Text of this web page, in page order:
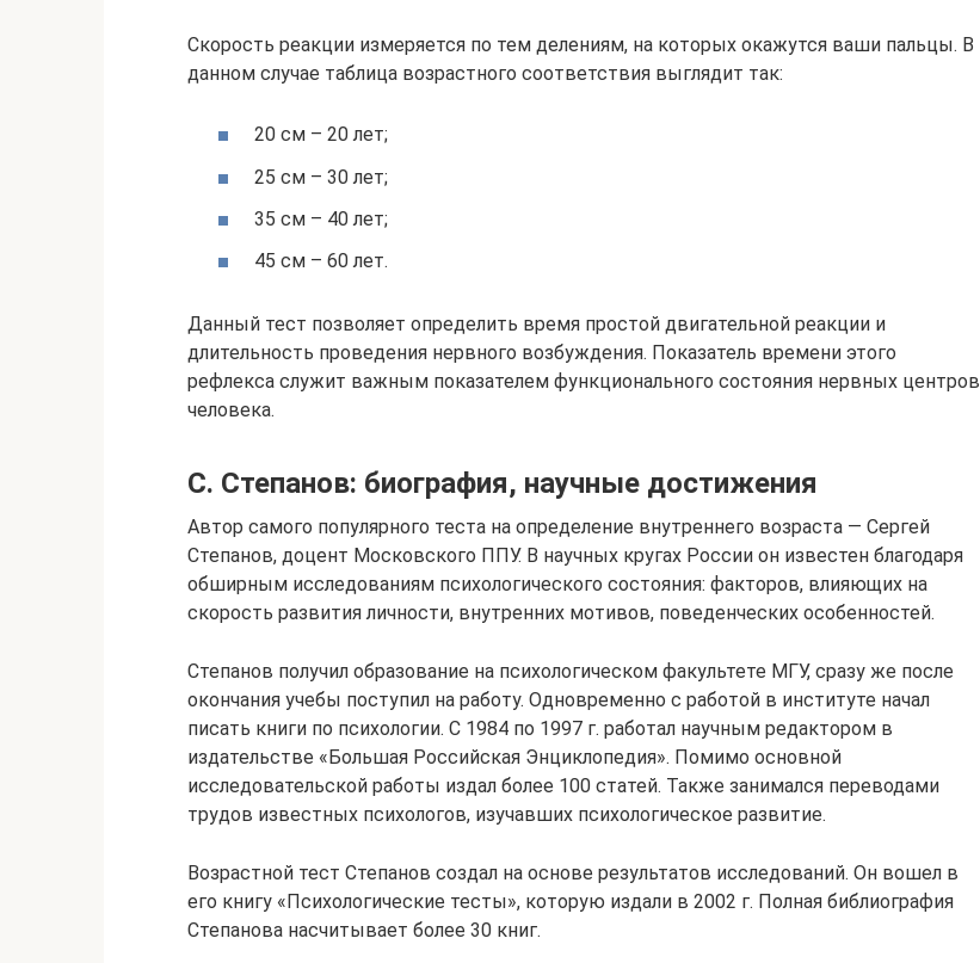
Скорость реакции измеряется по тем делениям, на которых окажутся ваши пальцы. В
данном случае таблица возрастного соответствия выглядит так:
20 см – 20 лет;
25 см – 30 лет;
35 см – 40 лет;
45 см – 60 лет.
Данный тест позволяет определить время простой двигательной реакции и
длительность проведения нервного возбуждения. Показатель времени этого
рефлекса служит важным показателем функционального состояния нервных центров
человека.
С. Степанов: биография, научные достижения
Автор самого популярного теста на определение внутреннего возраста — Сергей
Степанов, доцент Московского ППУ. В научных кругах России он известен благодаря
обширным исследованиям психологического состояния: факторов, влияющих на
скорость развития личности, внутренних мотивов, поведенческих особенностей.
Степанов получил образование на психологическом факультете МГУ, сразу же после
окончания учебы поступил на работу. Одновременно с работой в институте начал
писать книги по психологии. С 1984 по 1997 г. работал научным редактором в
издательстве «Большая Российская Энциклопедия». Помимо основной
исследовательской работы издал более 100 статей. Также занимался переводами
трудов известных психологов, изучавших психологическое развитие.
Возрастной тест Степанов создал на основе результатов исследований. Он вошел в
его книгу «Психологические тесты», которую издали в 2002 г. Полная библиография
Степанова насчитывает более 30 книг.